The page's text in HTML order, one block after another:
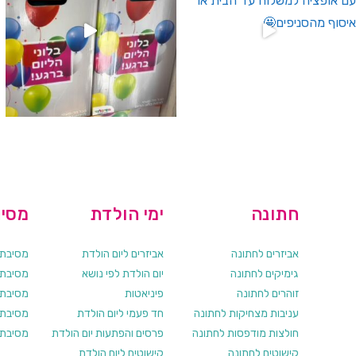
מסיבת
מסיבת
מסיבת
מסיבת
מסיבת
ימי הולדת
אביזרים ליום הולדת
יום הולדת לפי נושא
פיניאטות
חד פעמי ליום הולדת
פרסים והפתעות יום הולדת
חתונה
אביזרים לחתונה
גימיקים לחתונה
זוהרים לחתונה
עניבות מצחיקות לחתונה
חולצות מודפסות לחתונה